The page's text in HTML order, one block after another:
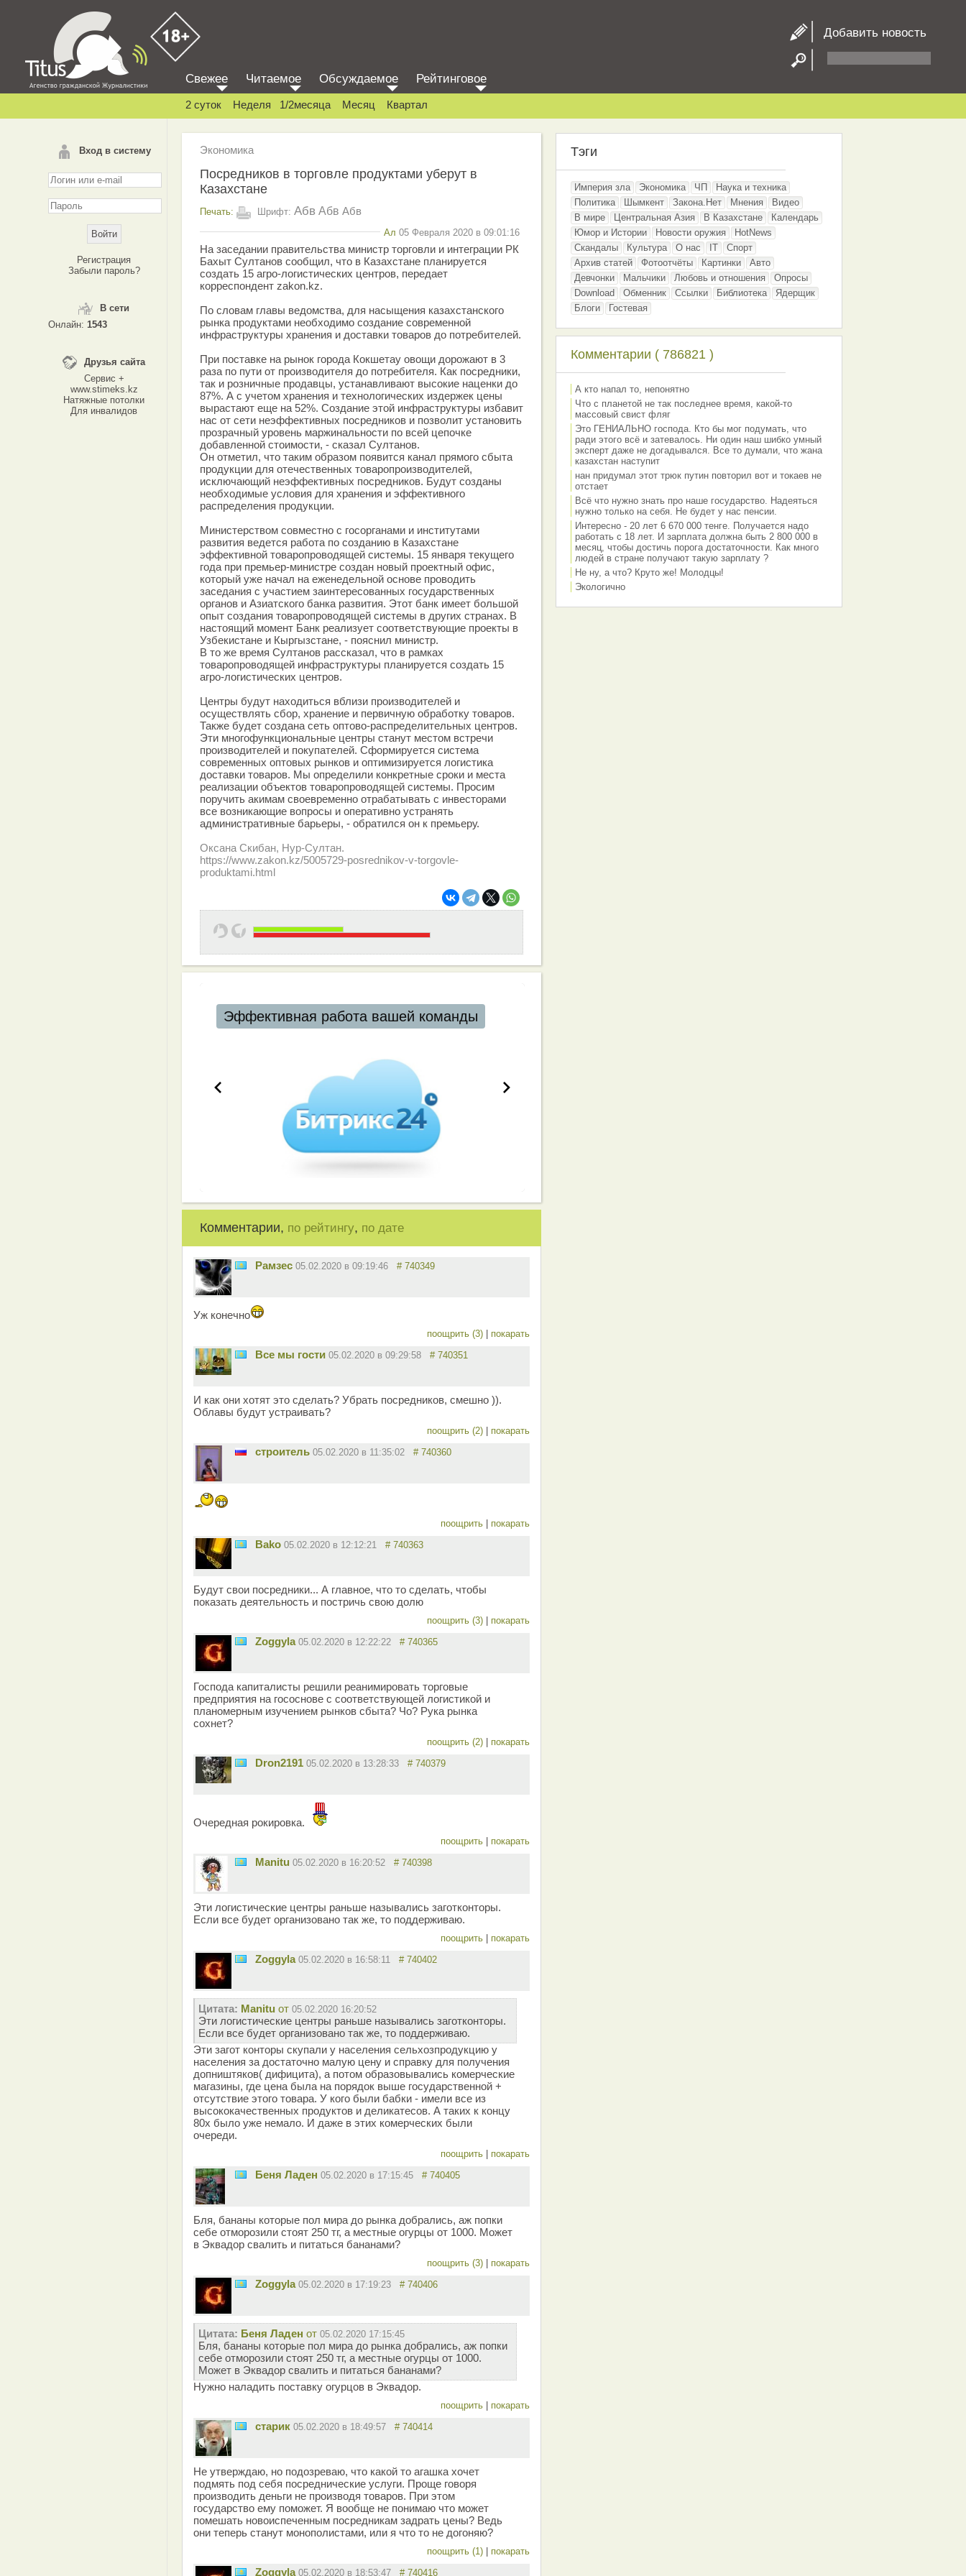
Добавить новость
Вход в систему
Регистрация
Забыли пароль?
В сети
Онлайн: 1543
Друзья сайта
Сервис +
www.stimeks.kz
Натяжные потолки
Для инвалидов
Свежее Читаемое Обсуждаемое Рейтинговое
2 суток Неделя 1/2месяца Месяц Квартал
Экономика
Посредников в торговле продуктами уберут в
Казахстане
Печать: Шрифт: Абв Абв Абв
Ал 05 Февраля 2020 в 09:01:16
На заседании правительства министр торговли и интеграции РК
Бахыт Султанов сообщил, что в Казахстане планируется
создать 15 агро-логистических центров, передает
корреспондент zakon.kz.
По словам главы ведомства, для насыщения казахстанского
рынка продуктами необходимо создание современной
инфраструктуры хранения и доставки товаров до потребителей.
При поставке на рынок города Кокшетау овощи дорожают в 3
раза по пути от производителя до потребителя. Как посредники,
так и розничные продавцы, устанавливают высокие наценки до
87%. А с учетом хранения и технологических издержек цены
вырастают еще на 52%. Создание этой инфраструктуры избавит
нас от сети неэффективных посредников и позволит установить
прозрачный уровень маржинальности по всей цепочке
добавленной стоимости, - сказал Султанов.
Он отметил, что таким образом появится канал прямого сбыта
продукции для отечественных товаропроизводителей,
исключающий неэффективных посредников. Будут созданы
необходимые условия для хранения и эффективного
распределения продукции.
Министерством совместно с госорганами и институтами
развития ведется работа по созданию в Казахстане
эффективной товаропроводящей системы. 15 января текущего
года при премьер-министре создан новый проектный офис,
который уже начал на еженедельной основе проводить
заседания с участием заинтересованных государственных
органов и Азиатского банка развития. Этот банк имеет большой
опыт создания товаропроводящей системы в других странах. В
настоящий момент Банк реализует соответствующие проекты в
Узбекистане и Кыргызстане, - пояснил министр.
В то же время Султанов рассказал, что в рамках
товаропроводящей инфраструктуры планируется создать 15
агро-логистических центров.
Центры будут находиться вблизи производителей и
осуществлять сбор, хранение и первичную обработку товаров.
Также будет создана сеть оптово-распределительных центров.
Эти многофункциональные центры станут местом встречи
производителей и покупателей. Сформируется система
современных оптовых рынков и оптимизируется логистика
доставки товаров. Мы определили конкретные сроки и места
реализации объектов товаропроводящей системы. Просим
поручить акимам своевременно отрабатывать с инвесторами
все возникающие вопросы и оперативно устранять
административные барьеры, - обратился он к премьеру.
Оксана Скибан, Нур-Султан.
https://www.zakon.kz/5005729-posrednikov-v-torgovle-
produktami.html
Эффективная работа вашей команды
Комментарии, по рейтингу, по дате
Рамзес 05.02.2020 в 09:19:46 # 740349
Уж конечно
поощрить (3) покарать
Все мы гости 05.02.2020 в 09:29:58 # 740351
И как они хотят это сделать? Убрать посредников, смешно )).
Облавы будут устраивать?
поощрить (2) покарать
строитель 05.02.2020 в 11:35:02 # 740360
поощрить покарать
Bako 05.02.2020 в 12:12:21 # 740363
Будут свои посредники... А главное, что то сделать, чтобы
показать деятельность и постричь свою долю
поощрить (3) покарать
Zoggyla 05.02.2020 в 12:22:22 # 740365
Господа капиталисты решили реанимировать торговые
предприятия на гососнове с соответствующей логистикой и
планомерным изучением рынков сбыта? Чо? Рука рынка
сохнет?
поощрить (2) покарать
Dron2191 05.02.2020 в 13:28:33 # 740379
Очередная рокировка.
поощрить покарать
Manitu 05.02.2020 в 16:20:52 # 740398
Эти логистические центры раньше назывались заготконторы.
Если все будет организовано так же, то поддерживаю.
поощрить покарать
Zoggyla 05.02.2020 в 16:58:11 # 740402
Цитата: Manitu от 05.02.2020 16:20:52
Эти логистические центры раньше назывались заготконторы.
Если все будет организовано так же, то поддерживаю.
Эти загот конторы скупали у населения сельхозпродукцию у
населения за достаточно малую цену и справку для получения
допништяков( дифицита), а потом образовывались комерческие
магазины, где цена была на порядок выше государственной +
отсутствие этого товара. У кого были бабки - имели все из
высококачественных продуктов и деликатесов. А таких к концу
80х было уже немало. И даже в этих комерческих были
очереди.
поощрить покарать
Беня Ладен 05.02.2020 в 17:15:45 # 740405
Бля, бананы которые пол мира до рынка добрались, аж попки
себе отморозили стоят 250 тг, а местные огурцы от 1000. Может
в Эквадор свалить и питаться бананами?
поощрить (3) покарать
Zoggyla 05.02.2020 в 17:19:23 # 740406
Цитата: Беня Ладен от 05.02.2020 17:15:45
Бля, бананы которые пол мира до рынка добрались, аж попки
себе отморозили стоят 250 тг, а местные огурцы от 1000.
Может в Эквадор свалить и питаться бананами?
Нужно наладить поставку огурцов в Эквадор.
поощрить покарать
старик 05.02.2020 в 18:49:57 # 740414
Не утверждаю, но подозреваю, что какой то агашка хочет
подмять под себя посреднические услуги. Проще говоря
производить деньги не производя товаров. При этом
государство ему поможет. Я вообще не понимаю что может
помешать новоиспеченным посредникам задрать цены? Ведь
они теперь станут монополистами, или я что то не догоняю?
поощрить (1) покарать
Zoggyla 05.02.2020 в 18:53:47 # 740416
Тэги
Империя зла Экономика ЧП
Наука и техника
Политика
Шымкент Закона.Нет Мнения
Видео
В мире
Центральная Азия В Казахстане
Календарь
Юмор и Истории
Новости оружия
HotNews
Скандалы
Культура О нас IT
Спорт
Архив статей
Фотоотчёты Картинки
Авто
Девчонки
Мальчики Любовь и отношения
Опросы
Download
Обменник Ссылки Библиотека
Ядерщик
Блоги
Гостевая
Комментарии ( 786821 )
А кто напал то, непонятно
Что с планетой не так последнее время, какой-то
массовый свист фляг
Это ГЕНИАЛЬНО господа. Кто бы мог подумать, что
ради этого всё и затевалось. Ни один наш шибко умный
эксперт даже не догадывался. Все то думали, что жана
казахстан наступит
нан придумал этот трюк путин повторил вот и токаев не
отстает
Всё что нужно знать про наше государство. Надеяться
нужно только на себя. Не будет у нас пенсии.
Интересно - 20 лет 6 670 000 тенге. Получается надо
работать с 18 лет. И зарплата должна быть 2 800 000 в
месяц, чтобы достичь порога достаточности. Как много
людей в стране получают такую зарплату ?
Не ну, а что? Круто же! Молодцы!
Экологично